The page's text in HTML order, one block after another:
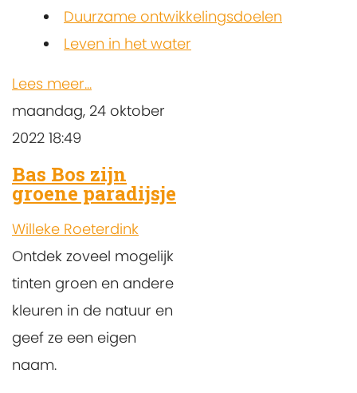
Duurzame ontwikkelingsdoelen
Leven in het water
Lees meer...
maandag, 24 oktober
2022 18:49
Bas Bos zijn
groene paradijsje
Willeke Roeterdink
Ontdek zoveel mogelijk
tinten groen en andere
kleuren in de natuur en
geef ze een eigen
naam.